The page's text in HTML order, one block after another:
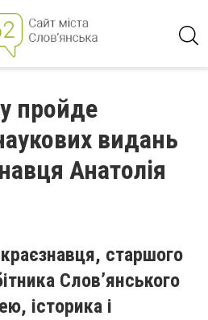
пройде
видань
Анатолія
старшого
Слов’янського
історика і